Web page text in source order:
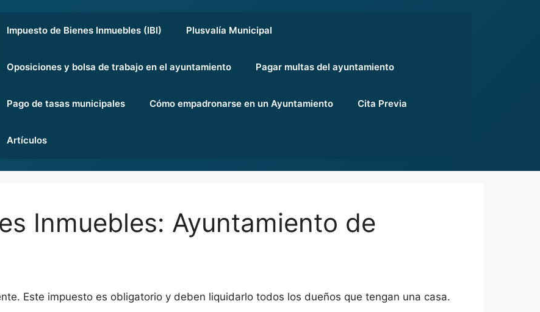
Impuesto de Bienes Inmuebles (IBI) Plusvalía Municipal
Oposiciones y bolsa de trabajo en el ayuntamiento Pagar multas del ayuntamiento
Pago de tasas municipales Cómo empadronarse en un Ayuntamiento Cita Previa
Artículos
Inmuebles: Ayuntamiento de
Este impuesto es obligatorio y deben liquidarlo todos los dueños que tengan una casa.